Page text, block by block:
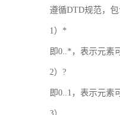
遵循DTD规范，
1）*
即0..*，表示元素
2）?
即0..1，表示元素